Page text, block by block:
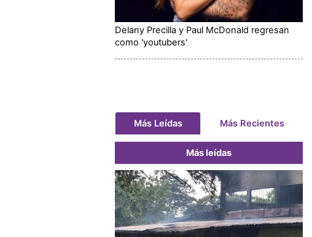
Delany Precilla y Paul McDonald regresan
como 'youtubers'
Más Leídas Más Recientes
Más leídas